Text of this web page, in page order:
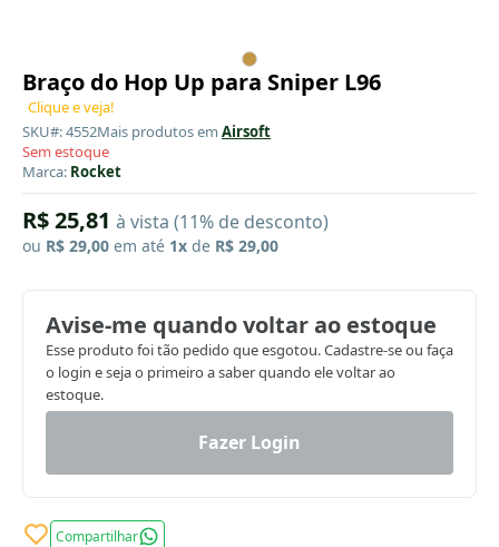
Braço do Hop Up para Sniper L96
Clique e veja!
SKU#: 4552Mais produtos em Airsoft
Sem estoque
Marca: Rocket
R$ 25,81 à vista (11% de desconto)
ou R$ 29,00 em até 1x de R$ 29,00
Avise-me quando voltar ao estoque
Esse produto foi tão pedido que esgotou. Cadastre-se ou faça
o login e seja o primeiro a saber quando ele voltar ao
estoque.
Fazer Login
Compartilhar